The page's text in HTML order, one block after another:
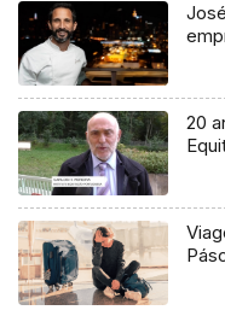
20